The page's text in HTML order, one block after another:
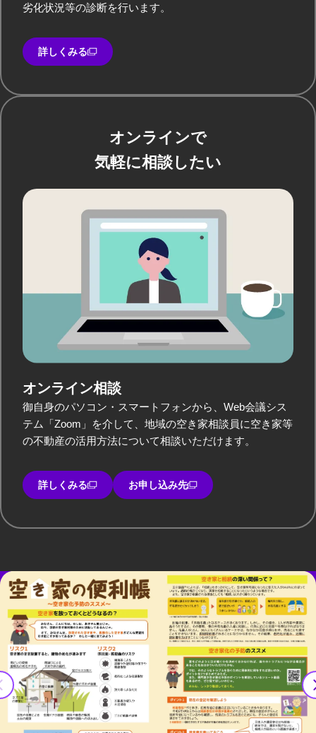
劣化状況等の診断を行います。
詳しくみる
オンラインで
気軽に相談したい
オンライン相談
御自身のパソコン・スマートフォンから、Web会議シス
テム「Zoom」を介して、地域の空き家相談員に空き家等
の不動産の活用方法について相談いただけます。
詳しくみる お申し込み先